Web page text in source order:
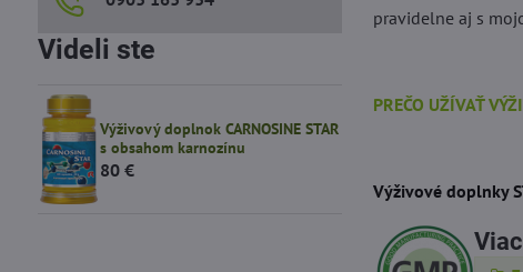
pravidelne aj s
PREČO UŽÍVAŤ
Výživové doplnky
Videli ste
Výživový doplnok CARNOSINE STAR
s obsahom karnozínu
80 €